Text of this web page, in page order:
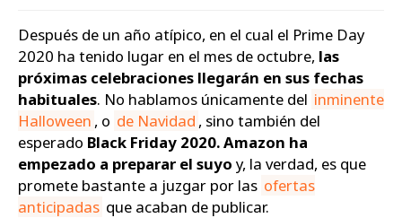
Después de un año atípico, en el cual el Prime Day
2020 ha tenido lugar en el mes de octubre, las
próximas celebraciones llegarán en sus fechas
habituales. No hablamos únicamente del inminente
Halloween , o de Navidad , sino también del
esperado Black Friday 2020. Amazon ha
empezado a preparar el suyo y, la verdad, es que
promete bastante a juzgar por las ofertas
anticipadas que acaban de publicar.